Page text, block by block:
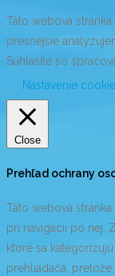
Táto webová
presnejšie
Súhlasíte so
Nastavenie
Close
Prehľad ochrany
Táto webová
pri navigácii po nej.
ktoré sa
prehliadača,